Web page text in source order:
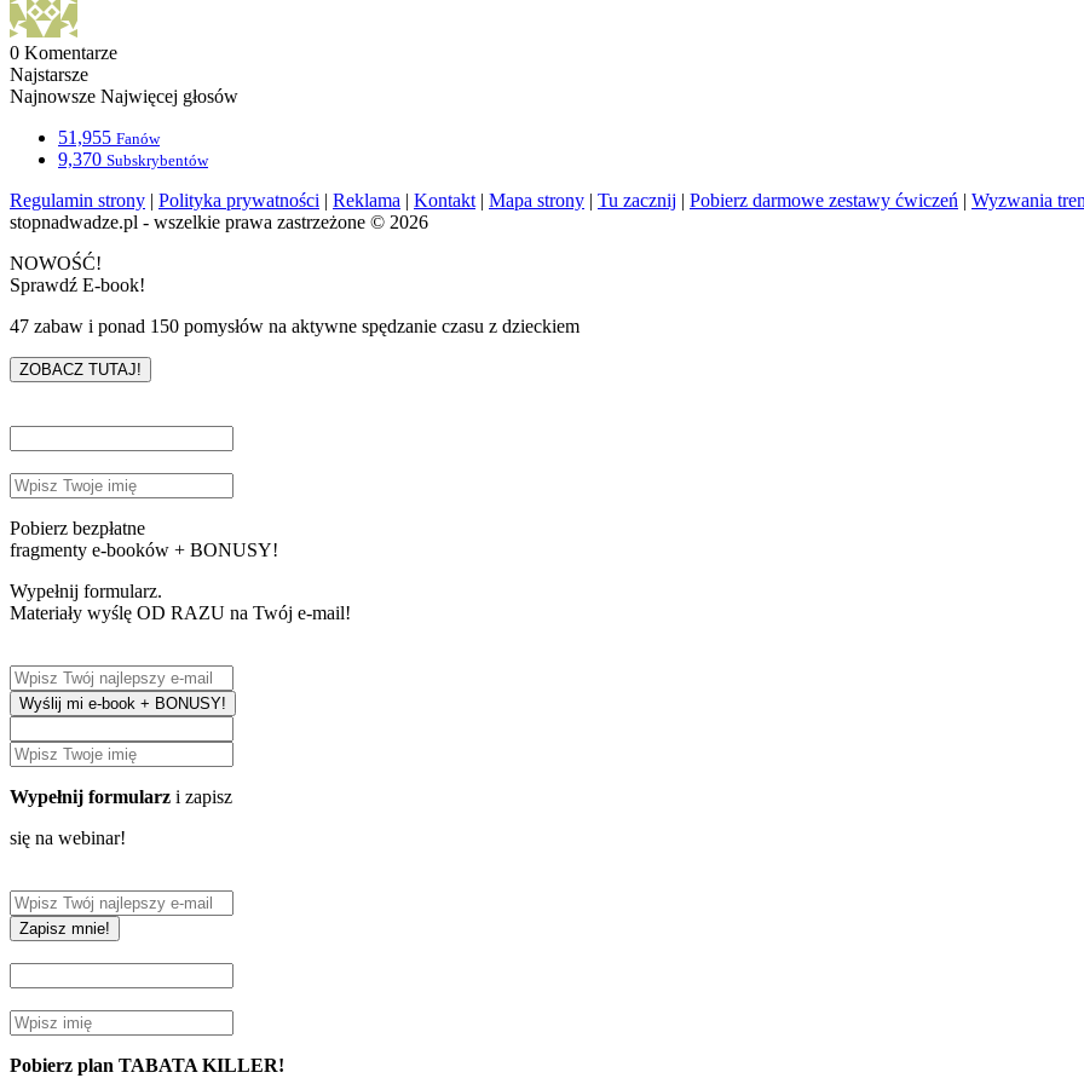
0 Komentarze
Najstarsze
Najnowsze Najwięcej głosów
51,955 Fanów
9,370 Subskrybentów
Regulamin strony | Polityka prywatności | Reklama | Kontakt | Mapa strony | Tu zacznij | Pobierz darmowe zestawy ćwiczeń | Wyzwania
stopnadwadze.pl - wszelkie prawa zastrzeżone © 2026
NOWOŚĆ!
Sprawdź E-book!
47 zabaw i ponad 150 pomysłów na aktywne spędzanie czasu z dzieckiem
ZOBACZ TUTAJ!
Pobierz bezpłatne
fragmenty e-booków + BONUSY!
Wypełnij formularz.
Materiały wyślę OD RAZU na Twój e-mail!
Wyślij mi e-book + BONUSY!
Wypełnij formularz i zapisz
się na webinar!
Zapisz mnie!
Pobierz plan TABATA KILLER!